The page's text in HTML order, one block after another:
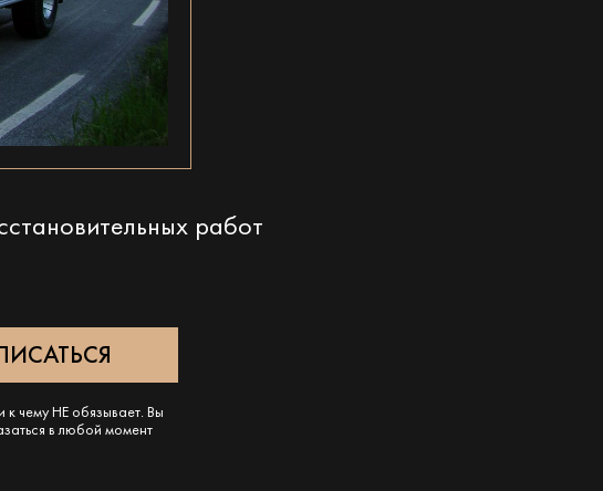
работ
к чему НЕ обязывает. Вы
в любой момент